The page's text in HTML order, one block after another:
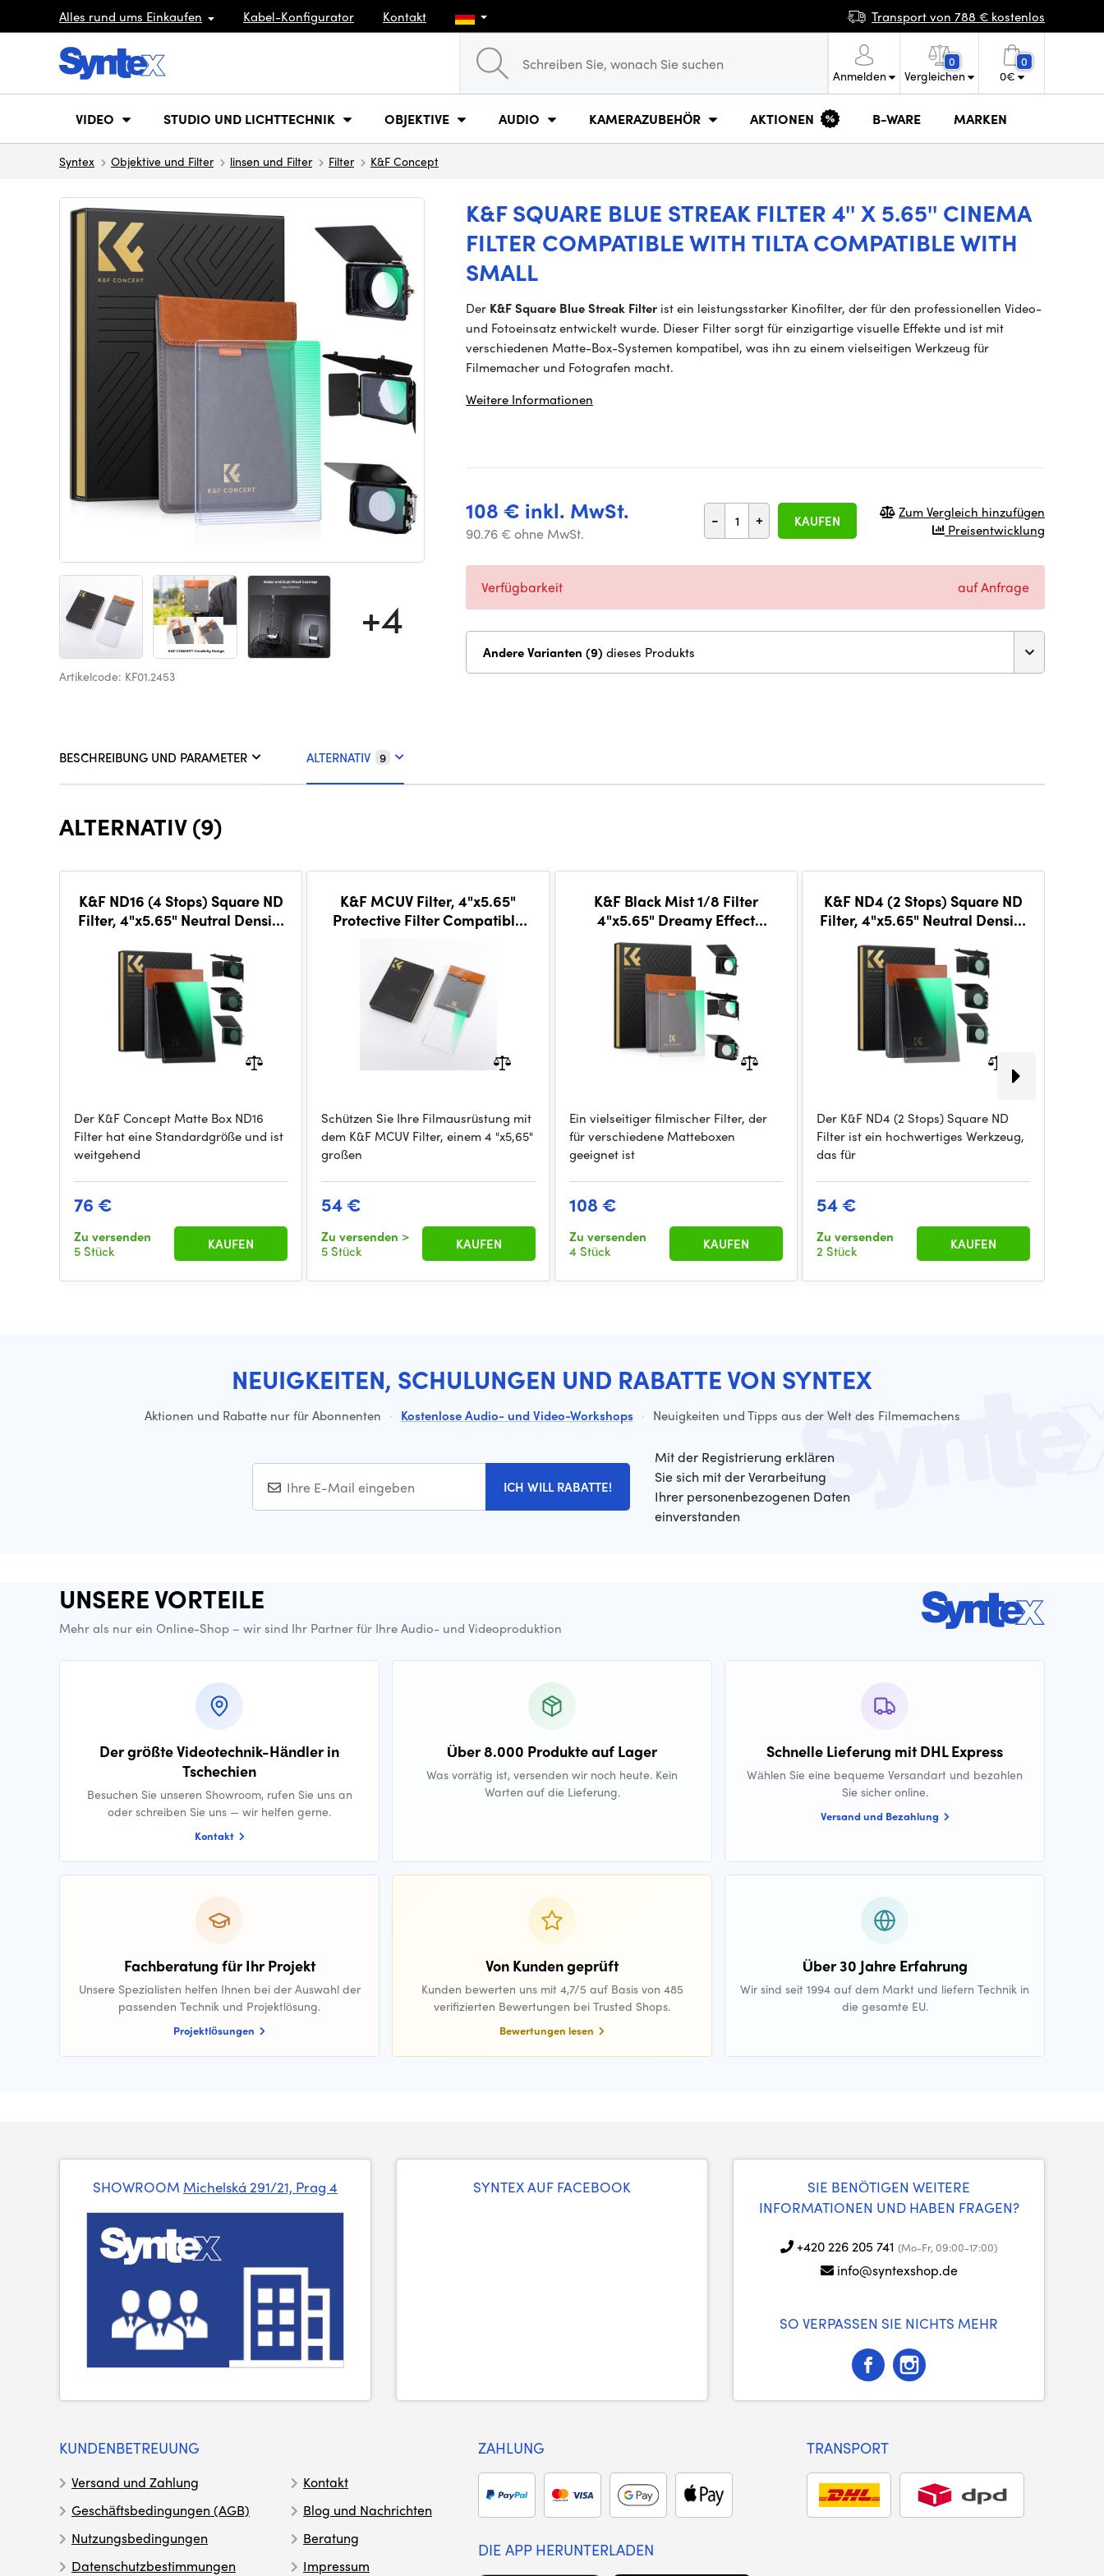
Alles rund ums Einkaufen Kabel-Konfigurator Kontakt Transport von 788 € kostenlos
Anmelden
0
Vergleichen
0
0€
VIDEO STUDIO UND LICHTTECHNIK OBJEKTIVE AUDIO KAMERAZUBEHÖR AKTIONEN B-WARE MARKEN
Syntex Objektive und Filter linsen und Filter Filter K&F Concept
K&F SQUARE BLUE STREAK FILTER 4'' X 5.65'' CINEMA
FILTER COMPATIBLE WITH TILTA COMPATIBLE WITH
SMALL
+4
Artikelcode: KF01.2453
Der K&F Square Blue Streak Filter ist ein leistungsstarker Kinofilter, der für den professionellen Video-
und Fotoeinsatz entwickelt wurde. Dieser Filter sorgt für einzigartige visuelle Effekte und ist mit
verschiedenen Matte-Box-Systemen kompatibel, was ihn zu einem vielseitigen Werkzeug für
Filmemacher und Fotografen macht.
Weitere Informationen
108 € inkl. MwSt.
90.76 € ohne MwSt.
- + KAUFEN
Zum Vergleich hinzufügen
Preisentwicklung
Verfügbarkeit auf Anfrage
Andere Varianten (9) dieses Produkts
BESCHREIBUNG UND PARAMETER ALTERNATIV 9
ALTERNATIV (9)
K&F ND16 (4 Stops) Square ND
Filter, 4"x5.65" Neutral Density
Smallrig
Der K&F Concept Matte Box ND16
Filter hat eine Standardgröße und ist
weitgehend
76 €
Zu versenden
5 Stück
KAUFEN
K&F MCUV Filter, 4"x5.65"
Protective Filter Compatible
SmallRig and Other
Schützen Sie Ihre Filmausrüstung mit
dem K&F MCUV Filter, einem 4 "x5,65"
großen
54 €
Zu versenden >
5 Stück
KAUFEN
K&F Black Mist 1/8 Filter
4"x5.65" Dreamy Effect
Cinema Square Filter
Compatible with Tilta and Smal
Ein vielseitiger filmischer Filter, der
für verschiedene Matteboxen
geeignet ist
108 €
Zu versenden
4 Stück
KAUFEN
K&F ND4 (2 Stops) Square ND
Filter, 4"x5.65" Neutral Density
Compatible
Der K&F ND4 (2 Stops) Square ND
Filter ist ein hochwertiges Werkzeug,
das für
54 €
Zu versenden
2 Stück
KAUFEN
NEUIGKEITEN, SCHULUNGEN UND RABATTE VON SYNTEX
Aktionen und Rabatte nur für Abonnenten · Kostenlose Audio- und Video-Workshops · Neuigkeiten und Tipps aus der Welt des Filmemachens
ICH WILL RABATTE!
Mit der Registrierung erklären
Sie sich mit der Verarbeitung
Ihrer personenbezogenen Daten
einverstanden
UNSERE VORTEILE
Mehr als nur ein Online-Shop – wir sind Ihr Partner für Ihre Audio- und Videoproduktion
Der größte Videotechnik-Händler in
Tschechien
Besuchen Sie unseren Showroom, rufen Sie uns an
oder schreiben Sie uns — wir helfen gerne.
Kontakt
Über 8.000 Produkte auf Lager
Was vorrätig ist, versenden wir noch heute. Kein
Warten auf die Lieferung.
Schnelle Lieferung mit DHL Express
Wählen Sie eine bequeme Versandart und bezahlen
Sie sicher online.
Versand und Bezahlung
Fachberatung für Ihr Projekt
Unsere Spezialisten helfen Ihnen bei der Auswahl der
passenden Technik und Projektlösung.
Projektlösungen
Von Kunden geprüft
Kunden bewerten uns mit 4,7/5 auf Basis von 485
verifizierten Bewertungen bei Trusted Shops.
Bewertungen lesen
Über 30 Jahre Erfahrung
Wir sind seit 1994 auf dem Markt und liefern Technik in
die gesamte EU.
SHOWROOM Michelská 291/21, Prag 4 SYNTEX AUF FACEBOOK
SIE BENÖTIGEN WEITERE
INFORMATIONEN UND HABEN FRAGEN?
+420 226 205 741 (Mo-Fr, 09:00-17:00)
info@syntexshop.de
SO VERPASSEN SIE NICHTS MEHR
KUNDENBETREUUNG
Versand und Zahlung
Geschäftsbedingungen (AGB)
Nutzungsbedingungen
Datenschutzbestimmungen
Kontakt
Blog und Nachrichten
Beratung
Impressum
ZAHLUNG TRANSPORT
DIE APP HERUNTERLADEN